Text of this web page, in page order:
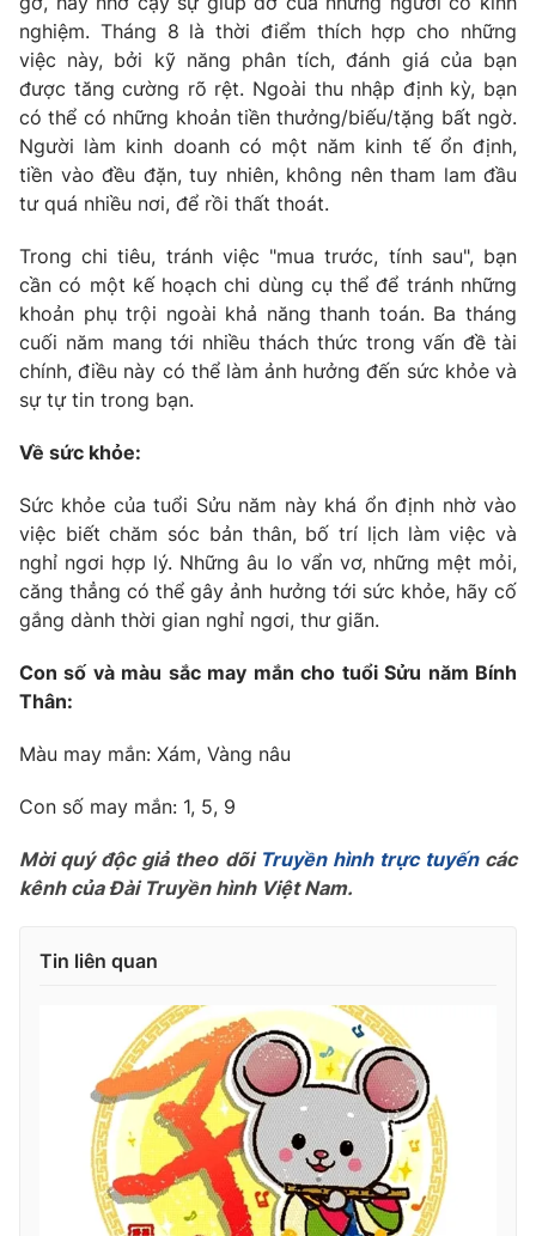
nghiệm. Tháng 8 là thời điểm thích hợp cho những
việc này, bởi kỹ năng phân tích, đánh giá của bạn
được tăng cường rõ rệt. Ngoài thu nhập định kỳ, bạn
có thể có những khoản tiền thưởng/biếu/tặng bất ngờ.
Người làm kinh doanh có một năm kinh tế ổn định,
tiền vào đều đặn, tuy nhiên, không nên tham lam đầu
tư quá nhiều nơi, để rồi thất thoát.
Trong chi tiêu, tránh việc "mua trước, tính sau", bạn
cần có một kế hoạch chi dùng cụ thể để tránh những
khoản phụ trội ngoài khả năng thanh toán. Ba tháng
cuối năm mang tới nhiều thách thức trong vấn đề tài
chính, điều này có thể làm ảnh hưởng đến sức khỏe và
sự tự tin trong bạn.
Về sức khỏe:
Sức khỏe của tuổi Sửu năm này khá ổn định nhờ vào
việc biết chăm sóc bản thân, bố trí lịch làm việc và
nghỉ ngơi hợp lý. Những âu lo vẩn vơ, những mệt mỏi,
căng thẳng có thể gây ảnh hưởng tới sức khỏe, hãy cố
gắng dành thời gian nghỉ ngơi, thư giãn.
Con số và màu sắc may mắn cho tuổi Sửu năm Bính
Thân:
Màu may mắn: Xám, Vàng nâu
Con số may mắn: 1, 5, 9
Mời quý độc giả theo dõi Truyền hình trực tuyếncác
kênh của Đài Truyền hình Việt Nam.
Tin liên quan